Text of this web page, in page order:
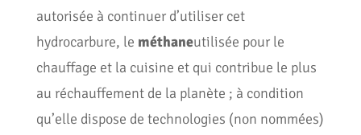
autorisée à continuer d’utiliser cet
hydrocarbure, le méthaneutilisée pour le
chauffage et la cuisine et qui contribue le plus
au réchauffement de la planète ; à condition
qu’elle dispose de technologies (non nommées)